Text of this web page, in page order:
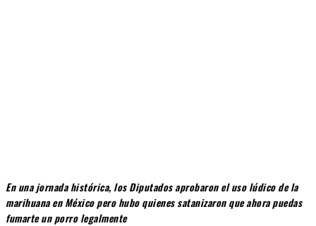
En una jornada histórica, los Diputados aprobaron el uso lúdico de la
marihuana en México pero hubo quienes satanizaron que ahora puedas
fumarte un porro legalmente